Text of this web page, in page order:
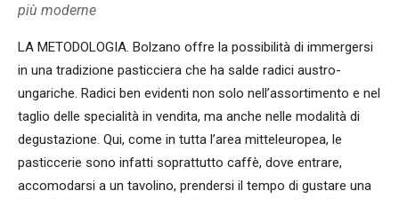
più moderne
LA METODOLOGIA. Bolzano offre la possibilità di immergersi
in una tradizione pasticciera che ha salde radici austro-
ungariche. Radici ben evidenti non solo nell’assortimento e nel
taglio delle specialità in vendita, ma anche nelle modalità di
degustazione. Qui, come in tutta l’area mitteleuropea, le
pasticcerie sono infatti soprattutto caffè, dove entrare,
accomodarsi a un tavolino, prendersi il tempo di gustare una